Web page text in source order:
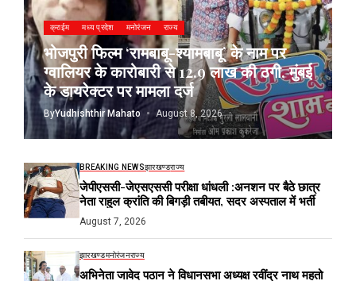
क्राईम मध्य प्रदेश मनोरंजन राज्य
भोजपुरी फिल्म ‘रामबाबू-श्यामबाबू’ के नाम पर
ग्वालियर के कारोबारी से 12.9 लाख की ठगी, मुंबई
के डायरेक्टर पर मामला दर्ज
ByYudhishthir Mahato August 8, 2026
BREAKING NEWSझारखण्डराज्य
जेपीएससी-जेएसएससी परीक्षा धांधली :अनशन पर बैठे छात्र
नेता राहुल क्रांति की बिगड़ी तबीयत, सदर अस्पताल में भर्ती
August 7, 2026
झारखण्डमनोरंजनराज्य
अभिनेता जावेद पठान ने विधानसभा अध्यक्ष रवींद्र नाथ महतो